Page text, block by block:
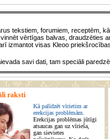
tekstiem, forumiem, receptēm,
vērtīgas balvas, draudzēties
izmantot visas Kleoo
savi dati, tam speciāli
raksti
Kā palīdzēt vīrietim ar
erekcijas problēmām.
Erekcijas problēmas jūtīgi
atsaucas gan uz vīrieša,
gan sievietes